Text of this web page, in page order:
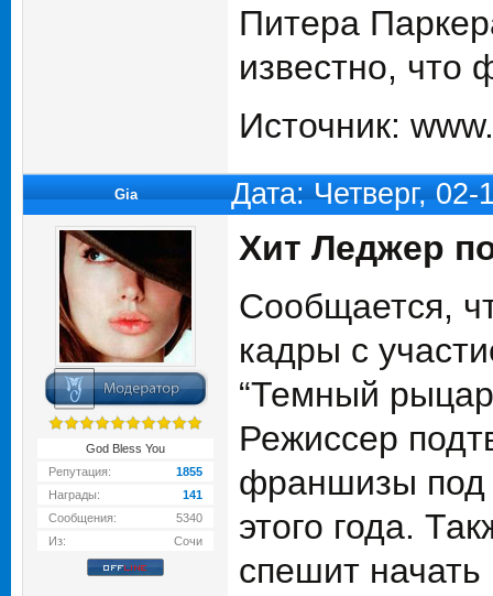
Питера
известно,
Источник:
Gia Дата: Четверг,
God Bless You
Репутация:
1855
Награды:
141
Сообщения:
5340
Из:
Сочи
Хит Леджер
Сообщается,
кадры с
“Темный
Режиссер
франшизы под
этого года.
спешит